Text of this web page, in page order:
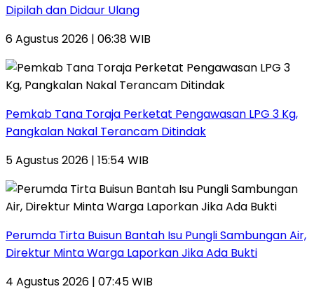
Dipilah dan Didaur Ulang
6 Agustus 2026 | 06:38 WIB
Pemkab Tana Toraja Perketat Pengawasan LPG 3 Kg,
Pangkalan Nakal Terancam Ditindak
5 Agustus 2026 | 15:54 WIB
Perumda Tirta Buisun Bantah Isu Pungli Sambungan Air,
Direktur Minta Warga Laporkan Jika Ada Bukti
4 Agustus 2026 | 07:45 WIB